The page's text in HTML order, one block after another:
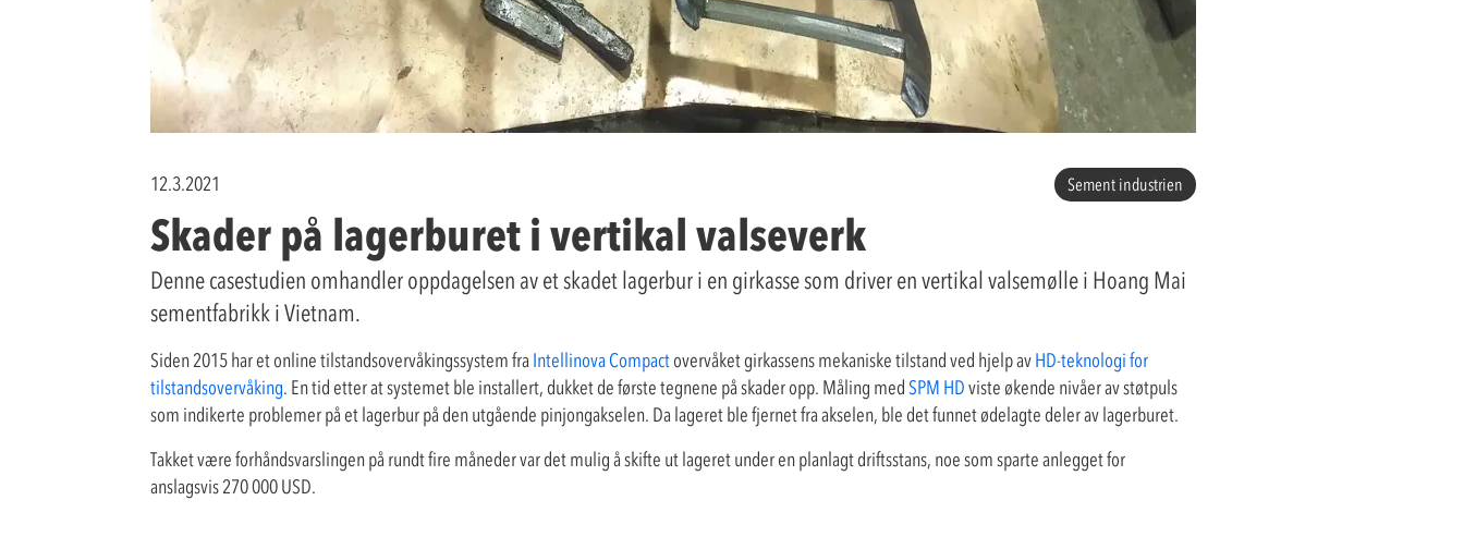
12.3.2021 Sement industrien
Skader på lagerburet i vertikal valseverk
Denne casestudien omhandler oppdagelsen av et skadet lagerbur i en girkasse som driver en vertikal valsemølle i Hoang Mai
sementfabrikk i Vietnam.
Siden 2015 har et online tilstandsovervåkingssystem fraIntellinova Compactovervåket girkassens mekaniske tilstand ved hjelp avHD-teknologi for
tilstandsovervåking. En tid etter at systemet ble installert, dukket de første tegnene på skader opp. Måling medSPM HDviste økende nivåer av støtpuls
som indikerte problemer på et lagerbur på den utgående pinjongakselen. Da lageret ble fjernet fra akselen, ble det funnet ødelagte deler av lagerburet.
Takket være forhåndsvarslingen på rundt fire måneder var det mulig å skifte ut lageret under en planlagt driftsstans, noe som sparte anlegget for
anslagsvis 270 000 USD.